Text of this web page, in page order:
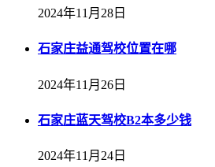
2024年11月28日
石家庄益通驾校位置在哪
2024年11月26日
石家庄蓝天驾校B2本多少钱
2024年11月24日